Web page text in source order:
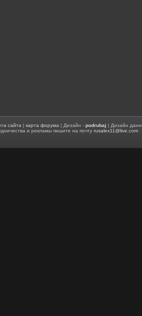
сайта |карта форума | Дизайн -podrubaj | Дизайн
и рекламы пишите на почтуrusalex11@live.com